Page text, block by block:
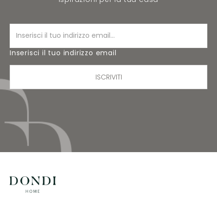
Inserisci il tuo indirizzo email
ISCRIVITI